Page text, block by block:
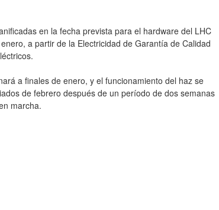
en la fecha prevista para el hardware del LHC
a partir de la Electricidad de Garantía de Calidad
a finales de enero, y el funcionamiento del haz se
de febrero después de un período de dos semanas
marcha.